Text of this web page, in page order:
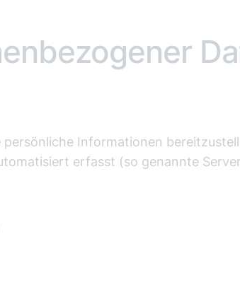
Informationen
erfasst (so genannte